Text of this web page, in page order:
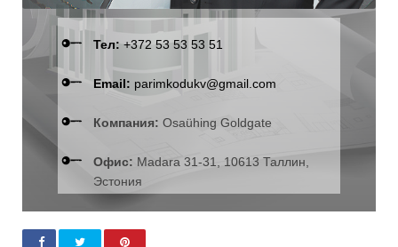
Тел: +372 53 53 53 51
Email: parimkodukv@gmail.com
Компания: Osaühing Goldgate
Офис: Madara 31-31, 10613 Таллин,
Эстония